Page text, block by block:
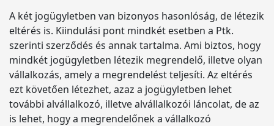
A két jogügyletben van bizonyos hasonlóság, de létezik
eltérés is. Kiindulási pont mindkét esetben a Ptk.
szerinti szerződés és annak tartalma. Ami biztos, hogy
mindkét jogügyletben létezik megrendelő, illetve olyan
vállalkozás, amely a megrendelést teljesíti. Az eltérés
ezt követően létezhet, azaz a jogügyletben lehet
további alvállalkozó, illetve alvállalkozói láncolat, de az
is lehet, hogy a megrendelőnek a vállalkozó